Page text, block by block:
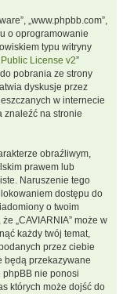
„www.phpbb.com”,
o oprogramowanie
typu witryny
License v2”
pobrania ze strony
dyskusje przez
w internecie
znaleźć na stronie
obraźliwym,
prawem lub
Naruszenie tego
dostępu do
o twoim
„CAVIARNIA” może w
każdy twój temat,
przez ciebie
będą przekazywane
phpBB nie ponosi
których może dojść do